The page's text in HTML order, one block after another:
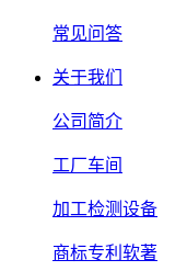
常见问答
关于我们
公司简介
工厂车间
加工检测设备
商标专利软著